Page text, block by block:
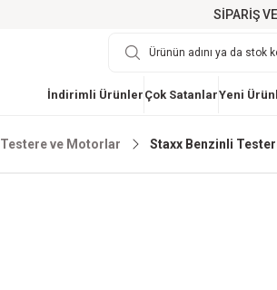
SİPARİŞ
İndirimli Ürünler Çok SatanlarYeni
Testere ve Motorlar Staxx Benzinli